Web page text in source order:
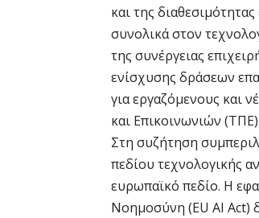
και της
συνολικά στον
της συνέργειας
ενίσχυσης δράσεων
για εργαζόμενους και
και Επικοινωνιών (ΤΠΕ).
Στη συζήτηση
πεδίου τεχνολογικής
ευρωπαϊκό πεδίο. Η
Νοημοσύνη (EU AI Act)